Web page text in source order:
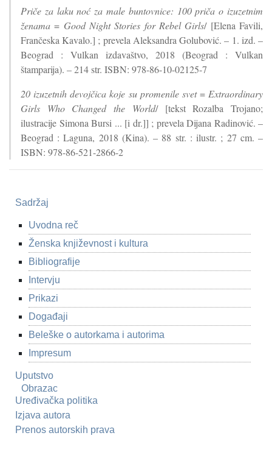
Sadržaj
Uvodna reč
Ženska književnost i kultura
Bibliografije
Intervju
Prikazi
Događaji
Beleške o autorkama i autorima
Impresum
Uputstvo
Obrazac
Uređivačka politika
Izjava autora
Prenos autorskih prava
Priče za laku noć za male buntovnice: 100 priča o izuzetnim
ženama= Good Night Stories for Rebel Girls/ [Elena Favili,
Frančeska Kavalo.] ; prevela Aleksandra Golubović. – 1. izd. –
Beograd : Vulkan izdavaštvo, 2018 (Beograd : Vulkan
štamparija). – 214 str. ISBN: 978-86-10-02125-7
20 izuzetnih devojčica koje su promenile svet= Extraordinary
Girls Who Changed the World/ [tekst Rozalba Trojano;
ilustracije Simona Bursi ... [i dr.]] ; prevela Dijana Radinović. –
Beograd : Laguna, 2018 (Kina). – 88 str. : ilustr. ; 27 cm. –
ISBN: 978-86-521-2866-2